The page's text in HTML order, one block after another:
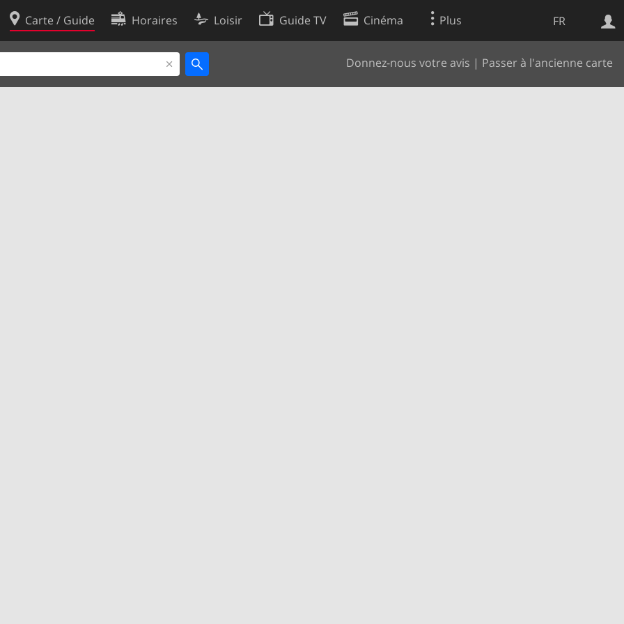
FR
Carte / Guide Horaires Loisir Guide TV Cinéma Plus
Donnez-nous votre avis | Passer à l'ancienne carte
Web
Politique en matière de cookies
Préférences de cookies